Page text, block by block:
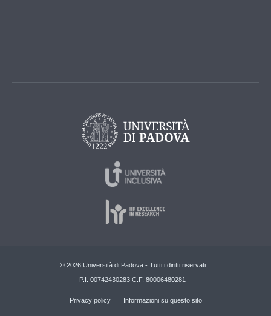
© 2026 Università di Padova - Tutti i diritti riservati
P.I. 00742430283 C.F. 80006480281
Privacy policy Informazioni su questo sito